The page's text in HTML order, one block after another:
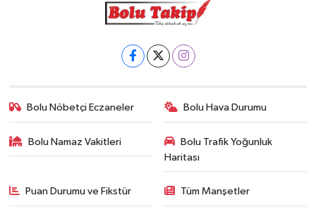
Bolu Nöbetçi Eczaneler Bolu Hava Durumu
Bolu Namaz Vakitleri
Bolu Trafik Yoğunluk
Haritası
Puan Durumu ve Fikstür Tüm Manşetler